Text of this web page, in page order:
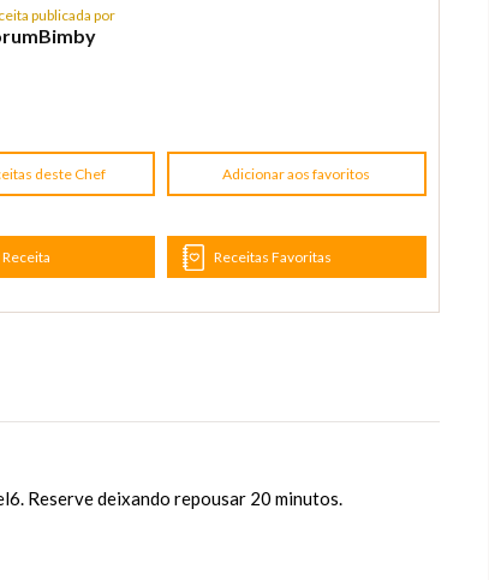
publicada por
deste Chef Adicionar aos favoritos
Receitas Favoritas
Reserve deixando repousar 20 minutos.